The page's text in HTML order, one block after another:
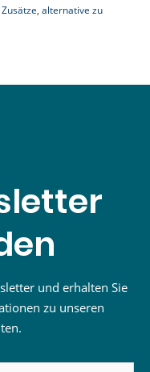
, alternative zu
und erhalten Sie
zu unseren